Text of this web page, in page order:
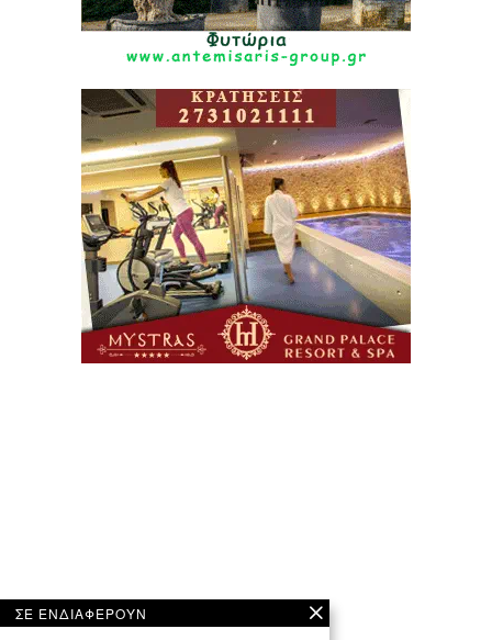
ΣΕ ΕΝΔΙΑΦΕΡΟΥΝ